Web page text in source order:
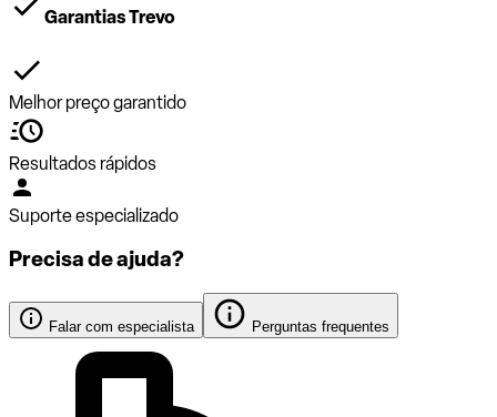
Garantias Trevo
Melhor preço garantido
Resultados rápidos
Suporte especializado
Precisa de ajuda?
Falar com especialista Perguntas frequentes